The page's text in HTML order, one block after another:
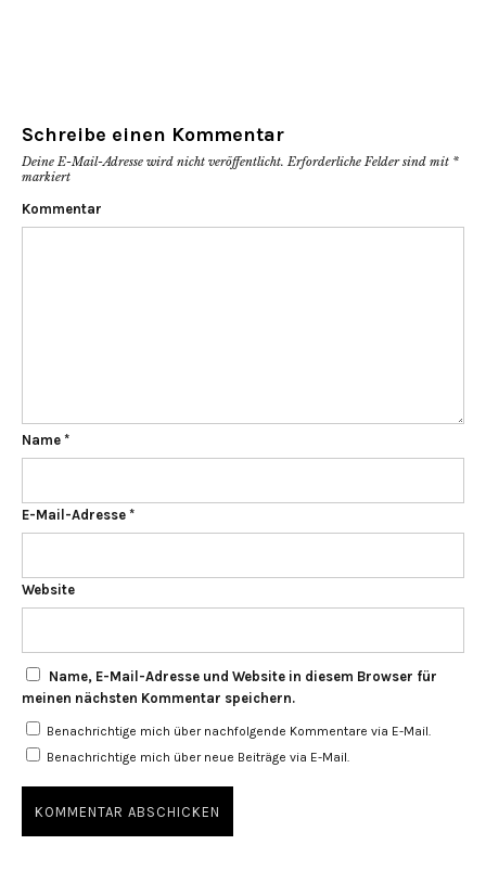
Schreibe einen Kommentar
Deine E-Mail-Adresse wird nicht veröffentlicht. Erforderliche Felder sind mit *
markiert
Kommentar
Name *
E-Mail-Adresse *
Website
Name, E-Mail-Adresse und Website in diesem Browser für
meinen nächsten Kommentar speichern.
Benachrichtige mich über nachfolgende Kommentare via E-Mail.
Benachrichtige mich über neue Beiträge via E-Mail.